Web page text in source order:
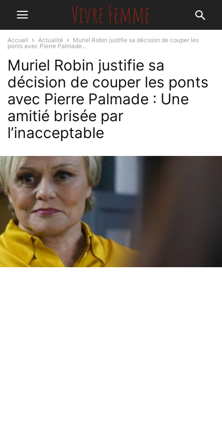
Accueil Actualité
Muriel Robin justifie sa décision de couper les
ponts avec Pierre Palmade...
Muriel Robin justifie sa
décision de couper les ponts
avec Pierre Palmade : Une
amitié brisée par
l’inacceptable